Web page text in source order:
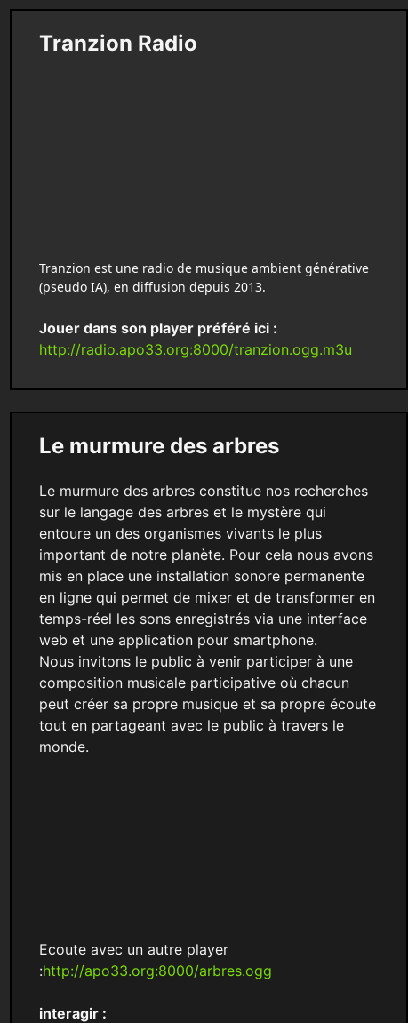
Tranzion Radio
Tranzion est une radio de musique ambient générative
(pseudo IA), en diffusion depuis 2013.
Jouer dans son player préféré ici :
http://radio.apo33.org:8000/tranzion.ogg.m3u
Le murmure des arbres
Le murmure des arbres constitue nos recherches
sur le langage des arbres et le mystère qui
entoure un des organismes vivants le plus
important de notre planète. Pour cela nous avons
mis en place une installation sonore permanente
en ligne qui permet de mixer et de transformer en
temps-réel les sons enregistrés via une interface
web et une application pour smartphone.
Nous invitons le public à venir participer à une
composition musicale participative où chacun
peut créer sa propre musique et sa propre écoute
tout en partageant avec le public à travers le
monde.
Ecoute avec un autre player
:http://apo33.org:8000/arbres.ogg
interagir :